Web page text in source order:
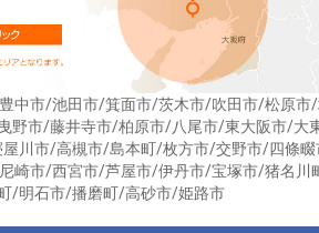
中市/池田市/箕面市/茨木市/吹田市/松原市
野市/藤井寺市/柏原市/八尾市/東大阪市/大
川市/高槻市/島本町/枚方市/交野市/四條畷
崎市/西宮市/芦屋市/伊丹市/宝塚市/猪名川
/明石市/播磨町/高砂市/姫路市